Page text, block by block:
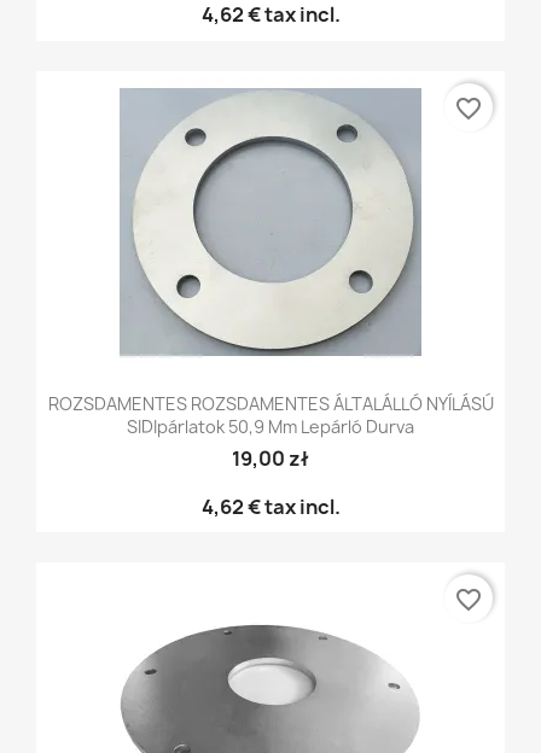
4,62 €tax incl.
ROZSDAMENTES ROZSDAMENTES ÁLTALÁLLÓ NYÍLÁSÚ
SIDIpárlatok 50,9 Mm Lepárló Durva
19,00 zł
4,62 €tax incl.
favorite_border
favorite_border